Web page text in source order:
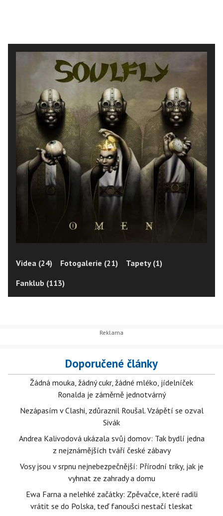
Videa (24) Fotogalerie (21)
Tapety (1)
Fanklub (113)
Doporučené články
Žádná mouka, žádný cukr, žádné mléko, jídelníček
Ronalda je záměrně jednotvárný
Nezápasím v Clashi, zdůraznil Roušal. Vzápětí se ozval
Sivák
Andrea Kalivodová ukázala svůj domov: Tak bydlí jedna
z nejznámějších tváří české zábavy
Vosy jsou v srpnu nejnebezpečnější: Přírodní triky, jak je
vyhnat ze zahrady a domu
Ewa Farna a nelehké začátky: Zpěvačce, které radili
vrátit se do Polska, teď fanoušci nestačí tleskat